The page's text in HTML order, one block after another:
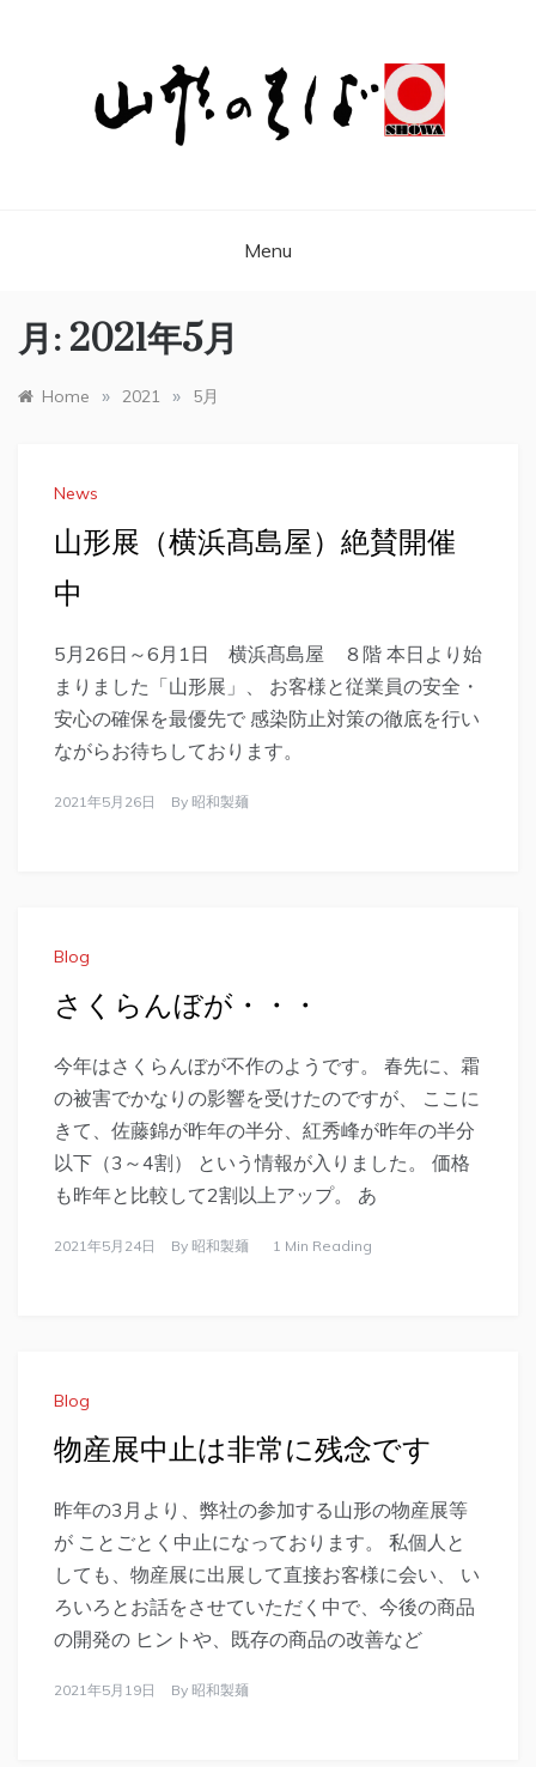
Menu
月: 2021年5月
Home » 2021 » 5月
News
山形展（横浜髙島屋）絶賛開催
中
5月26日～6月1日 横浜髙島屋 ８階 本日より始
まりました「山形展」、 お客様と従業員の安全・
安心の確保を最優先で 感染防止対策の徹底を行い
ながらお待ちしております。
2021年5月26日 By 昭和製麺
Blog
さくらんぼが・・・
今年はさくらんぼが不作のようです。 春先に、霜
の被害でかなりの影響を受けたのですが、 ここに
きて、佐藤錦が昨年の半分、紅秀峰が昨年の半分
以下（3～4割） という情報が入りました。 価格
も昨年と比較して2割以上アップ。 あ
2021年5月24日 By 昭和製麺 1 Min Reading
Blog
物産展中止は非常に残念です
昨年の3月より、弊社の参加する山形の物産展等
が ことごとく中止になっております。 私個人と
しても、物産展に出展して直接お客様に会い、 い
ろいろとお話をさせていただく中で、今後の商品
の開発の ヒントや、既存の商品の改善など
2021年5月19日 By 昭和製麺